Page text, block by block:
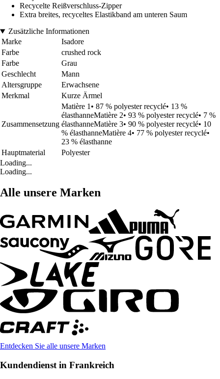
Recycelte Reißverschluss-Zipper
Extra breites, recyceltes Elastikband am unteren Saum
Zusätzliche Informationen
Marke
Isadore
Farbe
crushed rock
Farbe
Grau
Geschlecht
Mann
Altersgruppe
Erwachsene
Merkmal
Kurze Ärmel
Zusammensetzung
Matière 1• 87 % polyester recyclé• 13 %
élasthanneMatière 2• 93 % polyester recyclé• 7 %
élasthanneMatière 3• 90 % polyester recyclé• 10
% élasthanneMatière 4• 77 % polyester recyclé•
23 % élasthanne
Hauptmaterial
Polyester
Loading...
Loading...
Alle unsere Marken
Entdecken Sie alle unsere Marken
Kundendienst in Frankreich